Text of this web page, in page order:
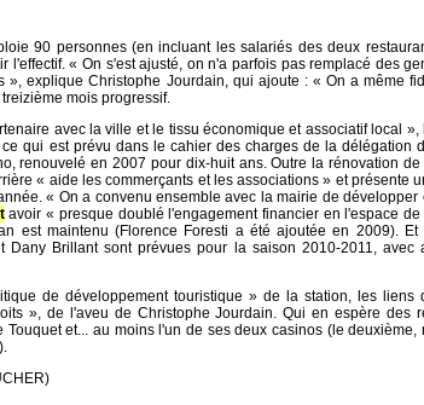
90 personnes (en incluant les salariés des deux
l'effectif. « On s'est ajusté, on n'a parfois pas remplacé des
», explique Christophe Jourdain, qui ajoute : « On a même
mois progressif.
avec la ville et le tissu économique et associatif local »,
qui est prévu dans le cahier des charges de la délégation
renouvelé en 2007 pour dix-huit ans. Outre la rénovation de
« aide les commerçants et les associations » et présente
« On a convenu ensemble avec la mairie de développer
avoir « presque doublé l'engagement financier en l'espace de
est maintenu (Florence Foresti a été ajoutée en 2009). Et
Dany Brillant sont prévues pour la saison 2010-2011, avec
de développement touristique » de la station, les liens
», de l'aveu de Christophe Jourdain. Qui en espère des
et... au moins l'un de ses deux casinos (le deuxième,